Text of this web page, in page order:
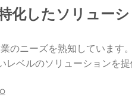
化したソリュー
のニーズを熟知しています
レベルのソリューションを提